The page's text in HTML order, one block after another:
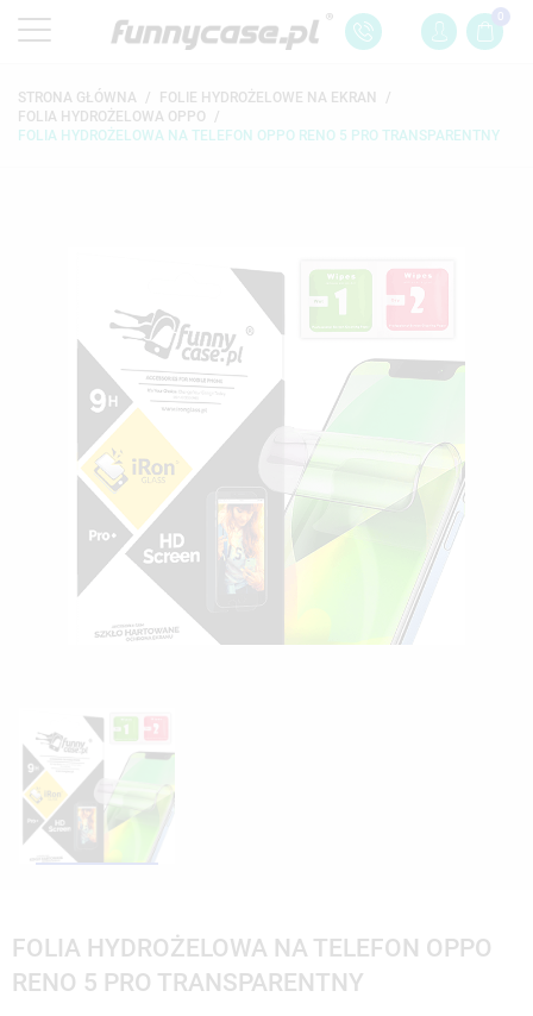
0
STRONA GŁÓWNA
FOLIE HYDROŻELOWE NA EKRAN
FOLIA HYDROŻELOWA OPPO
FOLIA HYDROŻELOWA NA TELEFON OPPO RENO 5 PRO TRANSPARENTNY
FOLIA HYDROŻELOWA NA TELEFON OPPO
RENO 5 PRO TRANSPARENTNY